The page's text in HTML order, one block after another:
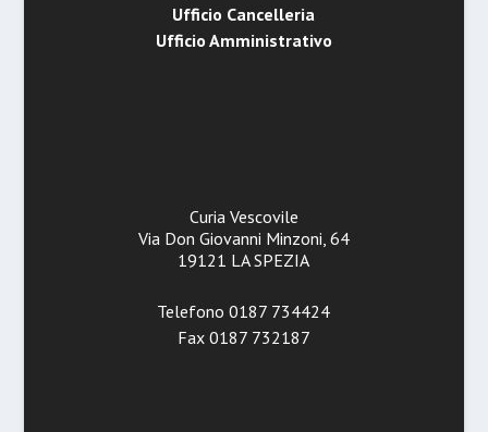
Ufficio Cancelleria
Ufficio Amministrativo
Curia Vescovile
Via Don Giovanni Minzoni, 64
19121 LA SPEZIA
Telefono 0187 734424
Fax 0187 732187